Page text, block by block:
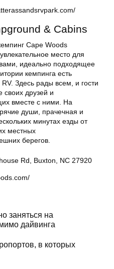
& Cabins
Cape Woods
место для
идеально подходящее
кемпинга есть
Здесь рады всем, и гости
своих друзей и
вместе с ними. На
души, прачечная и
минутах езды от
местных
берегов.
Rd, Buxton, NC 27920
заняться на
дайвинга
в которых